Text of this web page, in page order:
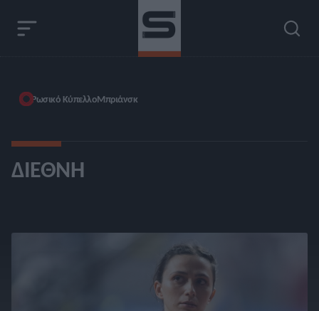
Ρωσικό ΚύπελλοΜπριάνσκ
ΔΙΕΘΝΉ